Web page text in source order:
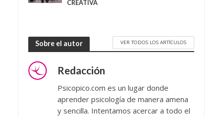
CREATIVA
Sobre el autor VER TODOS LOS ARTÍCULOS
Redacción
Psicopico.com es un lugar donde
aprender psicología de manera amena
y sencilla. Intentamos acercar a todo el